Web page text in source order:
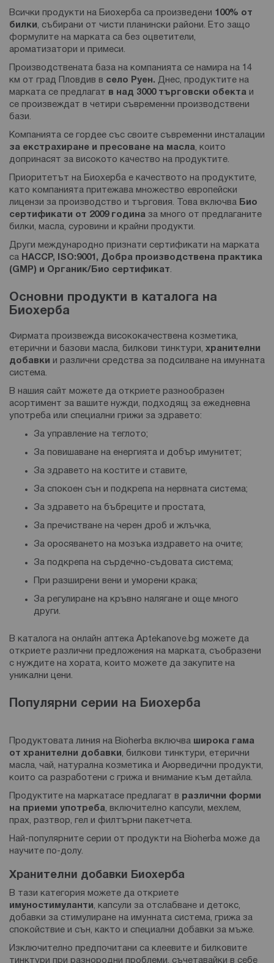
Всички продукти на Биохерба са произведени 100% от
билки, събирани от чисти планински райони. Ето защо
формулите на марката са без оцветители,
ароматизатори и примеси.
Производствената база на компанията се намира на 14
км от град Пловдив в село Руен. Днес, продуктите на
марката се предлагат в над 3000 търговски обекта и
се произвеждат в четири съвременни производствени
бази.
Компанията се гордее със своите съвременни инсталации
за екстрахиране и пресоване на масла, които
допринасят за високото качество на продуктите.
Приоритетът на Биохерба е качеството на продуктите,
като компанията притежава множество европейски
лицензи за производство и търговия. Това включва Био
сертификати от 2009 година за много от предлаганите
билки, масла, суровини и крайни продукти.
Други международно признати сертификати на марката
са HACCP, ISO:9001, Добра производствена практика
(GMP) и Органик/Био сертификат.
Основни продукти в каталога на
Биохерба
Фирмата произвежда висококачествена козметика,
етерични и базови масла, билкови тинктури, хранителни
добавки и различни средства за подсилване на имунната
система.
В нашия сайт можете да откриете разнообразен
асортимент за вашите нужди, подходящ за ежедневна
употреба или специални грижи за здравето:
За управление на теглото;
За повишаване на енергията и добър имунитет;
За здравето на костите и ставите,
За спокоен сън и подкрепа на нервната система;
За здравето на бъбреците и простата,
За пречистване на черен дроб и жлъчка,
За оросяването на мозъка издравето на очите;
За подкрепа на сърдечно-съдовата система;
При разширени вени и уморени крака;
За регулиране на кръвно налягане и още много
други.
В каталога на онлайн аптека Aptekanove.bg можете да
откриете различни предложения на марката, съобразени
с нуждите на хората, които можете да закупите на
уникални цени.
Популярни серии на Биохерба
Продуктовата линия на Bioherba включва широка гама
от хранителни добавки, билкови тинктури, етерични
масла, чай, натурална козметика и Аюрведични продукти,
които са разработени с грижа и внимание към детайла.
Продуктите на маркатасе предлагат в различни форми
на приеми употреба, включително капсули, мехлем,
прах, разтвор, гел и филтърни пакетчета.
Най-популярните серии от продукти на Bioherba може да
научите по-долу.
Хранителни добавки Биохерба
В тази категория можете да откриете
имуностимуланти, капсули за отслабване и детокс,
добавки за стимулиране на имунната система, грижа за
спокойствие и сън, както и специални добавки за мъже.
Изключително предпочитани са клеевите и билковите
тинктури при разнородни проблеми, съчетавайки в себе